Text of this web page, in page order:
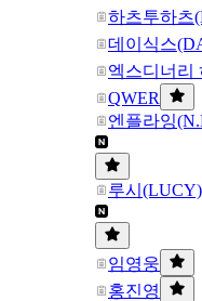
하츠투하츠
데이식스
엑스디너리
QWER
엔플라잉
루시(LUCY)
임영웅
홍진영